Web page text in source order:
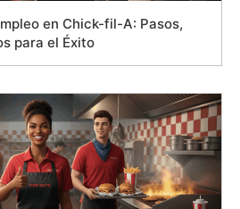
en Chick-fil-A: Pasos,
para el Éxito